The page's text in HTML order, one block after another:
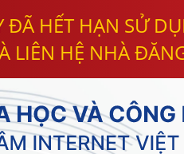
ĐÃ HẾT HẠN SỬ
LIÊN HỆ NHÀ